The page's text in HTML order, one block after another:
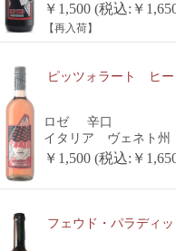
￥1,500 (税込:￥
【再入荷】
ピッツォラート ヒ
ロゼ
辛口
イタリア ヴェネト州
￥1,500 (税込:￥
フェウド・パラディ